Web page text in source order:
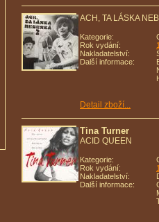
ACH, TA LÁSKA
Kategorie:
Rok vydání:
Nakladatelství:
Další informace:
Detail zboží...
Tina Turner
ACID QUEEN
Kategorie:
Rok vydání:
Nakladatelství:
Další informace: